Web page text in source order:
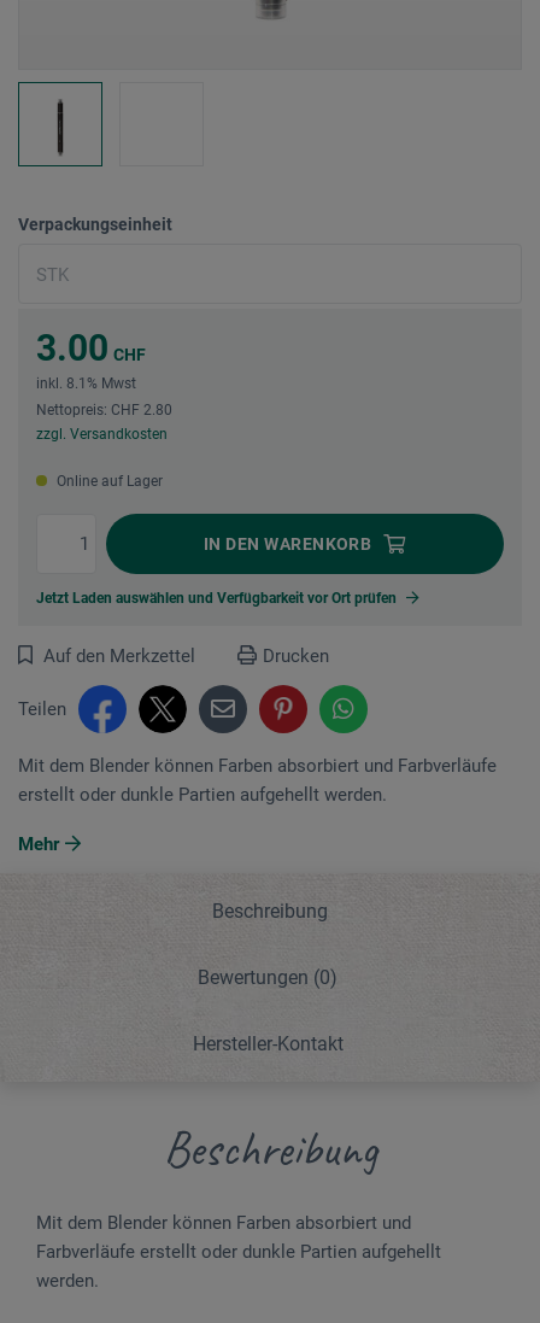
Verpackungseinheit
3.00 CHF
inkl. 8.1% Mwst
Nettopreis: CHF 2.80
zzgl. Versandkosten
Online auf Lager
IN DEN WARENKORB
Jetzt Laden auswählen und Verfügbarkeit vor Ort prüfen
Auf den Merkzettel Drucken
Teilen
Mit dem Blender können Farben absorbiert und Farbverläufe
erstellt oder dunkle Partien aufgehellt werden.
Mehr
Beschreibung
Bewertungen (0)
Hersteller-Kontakt
Beschreibung
Mit dem Blender können Farben absorbiert und
Farbverläufe erstellt oder dunkle Partien aufgehellt
werden.